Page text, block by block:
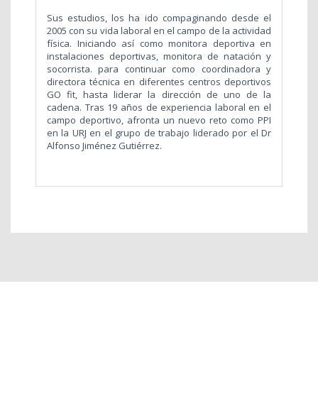
Sus estudios, los ha ido compaginando desde el
2005 con su vida laboral en el campo de la actividad
física. Iniciando así como monitora deportiva en
instalaciones deportivas, monitora de natación y
socorrista. para continuar como coordinadora y
directora técnica en diferentes centros deportivos
GO fit, hasta liderar la dirección de uno de la
cadena. Tras 19 años de experiencia laboral en el
campo deportivo, afronta un nuevo reto como PPI
en la URJ en el grupo de trabajo liderado por el Dr
Alfonso Jiménez Gutiérrez.